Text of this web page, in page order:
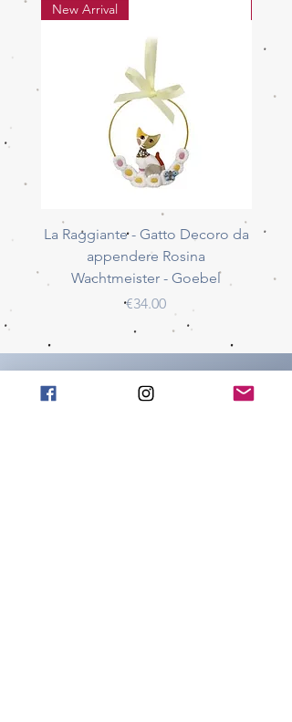
New Arrival
La Raggiante - Gatto Decoro da
appendere Rosina
Wachtmeister - Goebel
Price
€34.00
CONTACTS